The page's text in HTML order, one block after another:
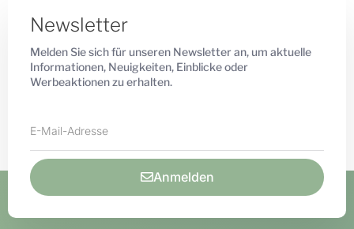
Newsletter
Melden Sie sich für unseren Newsletter an, um aktuelle
Informationen, Neuigkeiten, Einblicke oder
Werbeaktionen zu erhalten.
Anmelden